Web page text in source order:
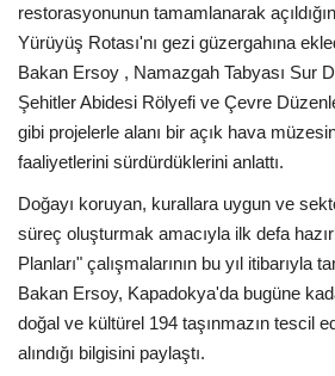
restorasyonunun tamamlanarak
Yürüyüş Rotası'nı gezi güzergahına
Bakan Ersoy , Namazgah Tabyası Sur
Şehitler Abidesi Rölyefi ve Çevre
gibi projelerle alanı bir açık hava
faaliyetlerini sürdürdüklerini anlattı.
Doğayı koruyan, kurallara uygun ve
süreç oluşturmak amacıyla ilk defa
Planları" çalışmalarının bu yıl itibarıyla
Bakan Ersoy, Kapadokya'da bugüne
doğal ve kültürel 194 taşınmazın tescil
alındığı bilgisini paylaştı.